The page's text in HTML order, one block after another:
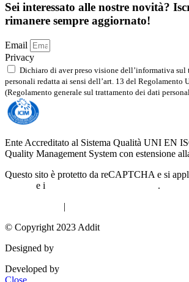
Sei interessato alle nostre novità?
rimanere sempre aggiornato!
Email
Privacy
Dichiaro di aver preso visione dell’informativa sul
personali redatta ai sensi dell’art. 13 del Regolamento
(Regolamento generale sul trattamento dei dati
Ente Accreditato al Sistema Qualità UNI EN
Quality Management System con estensione
Questo sito è protetto da reCAPTCHA e si
e i
.
|
© Copyright 2023 Addit
Designed by
Developed by
Close